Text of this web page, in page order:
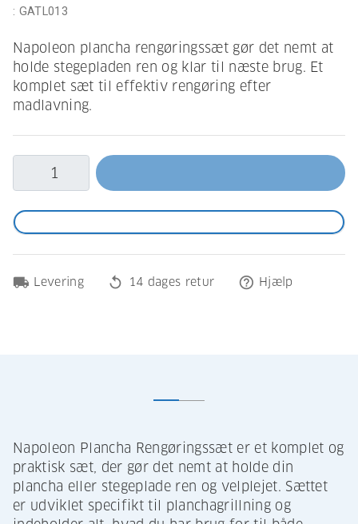
: GATL013
Napoleon plancha rengøringssæt gør det nemt at
holde stegepladen ren og klar til næste brug. Et
komplet sæt til effektiv rengøring efter
madlavning.
local_shipping Levering replay 14 dages retur help_outline Hjælp
Napoleon Plancha Rengøringssæt er et komplet og
praktisk sæt, der gør det nemt at holde din
plancha eller stegeplade ren og velplejet. Sættet
er udviklet specifikt til planchagrillning og